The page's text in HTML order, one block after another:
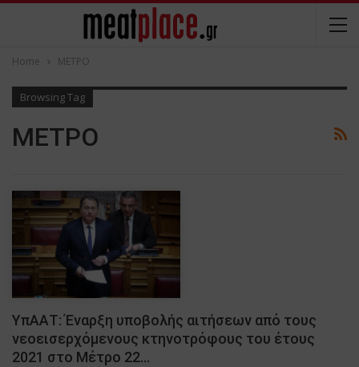
Home ΜΕΤΡΟ
Browsing Tag
ΜΕΤΡΟ
ΥπΑΑΤ: Έναρξη υποβολής αιτήσεων από τους
νεοεισερχόμενους κτηνοτρόφους του έτους
2021 στο Μέτρο 22…